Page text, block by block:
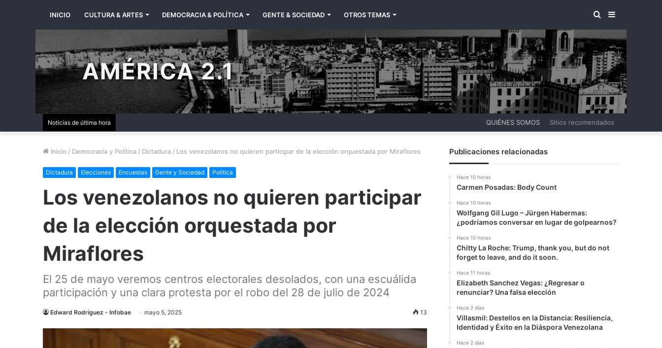
INICIO CULTURA & ARTES DEMOCRACIA & POLÍTICA GENTE & SOCIEDAD OTROS TEMAS BARRA
LATERAL
BUSCAR
POR
AMÉRICA 2.1
Noticias de última hora QUIÉNES SOMOS Sitios recomendados
Inicio / Democracia y Política / Dictadura / Los venezolanos no quieren participar de la elección orquestada por Miraflores
Dictadura Elecciones Encuestas Gente y Sociedad Política
Los venezolanos no quieren participar
de la elección orquestada por
Miraflores
El 25 de mayo veremos centros electorales desolados, con una escuálida
participación y una clara protesta por el robo del 28 de julio de 2024
Edward Rodríguez - Infobae mayo 5, 2025 13
Publicaciones relacionadas
Hace 10 horas
Carmen Posadas: Body Count
Hace 10 horas
Wolfgang Gil Lugo – Jürgen Habermas:
¿podríamos conversar en lugar de golpearnos?
Hace 10 horas
Chitty La Roche: Trump, thank you, but do not
forget to leave, and do it soon.
Hace 11 horas
Elizabeth Sanchez Vegas: ¿Regresar o
renunciar? Una falsa elección
Hace 2 días
Villasmil: Destellos en la Distancia: Resiliencia,
Identidad y Éxito en la Diáspora Venezolana
Hace 2 días